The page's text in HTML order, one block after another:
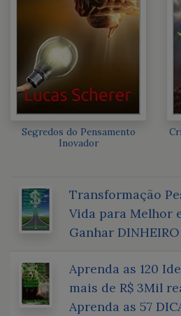
Segredos do Pensamento
Inovador
Transformação
Vida para Melhor
Ganhar
Aprenda as 120
mais de R$ 3Mil
Aprenda as 57